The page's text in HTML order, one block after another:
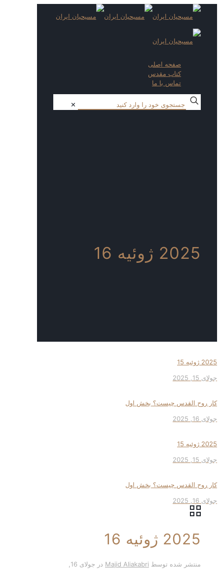
صفحه اصلی
کتاب مقدس
تماس با ما
✕
2025 ژوئیه 16
2025 ژوئیه 15
جولای 15, 2025
کار روح القدس چیست؟ بخش اول
جولای 16, 2025
2025 ژوئیه 15
جولای 15, 2025
کار روح القدس چیست؟ بخش اول
جولای 16, 2025
2025 ژوئیه 16
منتشر شده توسط Majid Aliakabri در